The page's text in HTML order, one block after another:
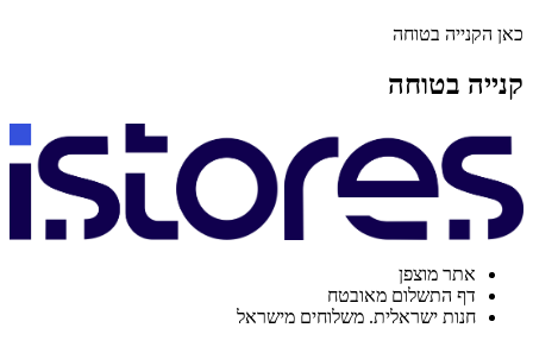
כאן הקנייה בטוחה
קנייה בטוחה
אתר מוצפן
דף התשלום מאובטח
חנות ישראלית. משלוחים מישראל